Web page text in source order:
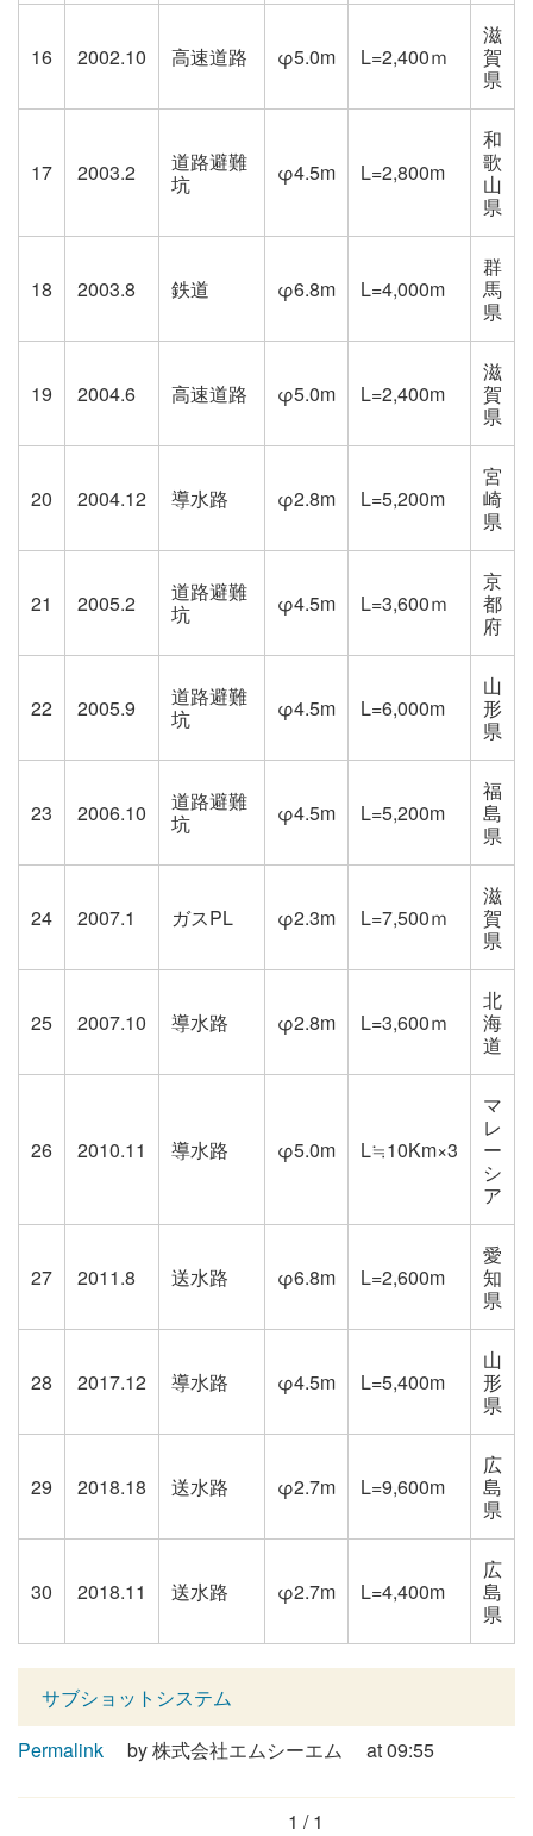
16 2002.10 高速道路 φ5.0m L=2,400ｍ
滋
賀
県
17 2003.2
道路避難
坑
φ4.5m L=2,800m
和
歌
山
県
18 2003.8 鉄道 φ6.8m L=4,000m
群
馬
県
19 2004.6 高速道路 φ5.0m L=2,400m
滋
賀
県
20 2004.12 導水路 φ2.8m L=5,200m
宮
崎
県
21 2005.2
道路避難
坑
φ4.5m L=3,600ｍ
京
都
府
22 2005.9
道路避難
坑
φ4.5m L=6,000m
山
形
県
23 2006.10
道路避難
坑
φ4.5m L=5,200m
福
島
県
24 2007.1 ガスPL φ2.3m L=7,500ｍ
滋
賀
県
25 2007.10 導水路 φ2.8m L=3,600ｍ
北
海
道
26 2010.11 導水路 φ5.0m L≒10Km×3
マ
レ
ー
シ
ア
27 2011.8 送水路 φ6.8m L=2,600m
愛
知
県
28 2017.12 導水路 φ4.5m L=5,400m
山
形
県
29 2018.18 送水路 φ2.7m L=9,600m
広
島
県
30 2018.11 送水路 φ2.7m L=4,400m
広
島
県
サブショットシステム
Permalink
by 株式会社エムシーエム at 09:55
1 / 1